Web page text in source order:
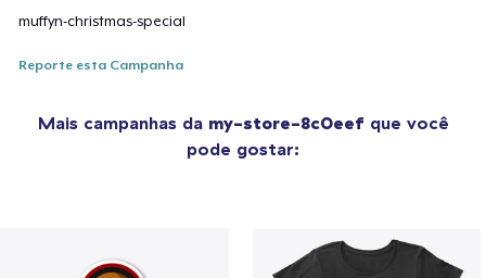
muffyn-christmas-special
Reporte esta Campanha
Mais campanhas da my-store-8c0eef que você
pode gostar: